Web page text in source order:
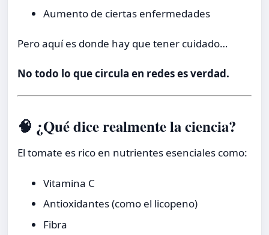
Aumento de ciertas enfermedades
Pero aquí es donde hay que tener cuidado…
No todo lo que circula en redes es verdad.
🧠 ¿Qué dice realmente la ciencia?
El tomate es rico en nutrientes esenciales como:
Vitamina C
Antioxidantes (como el licopeno)
Fibra